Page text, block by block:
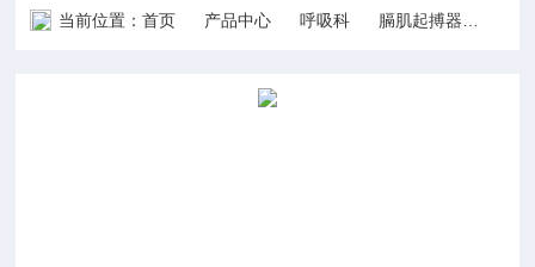
当前位置：首页 产品中心 呼吸科 膈肌起搏器